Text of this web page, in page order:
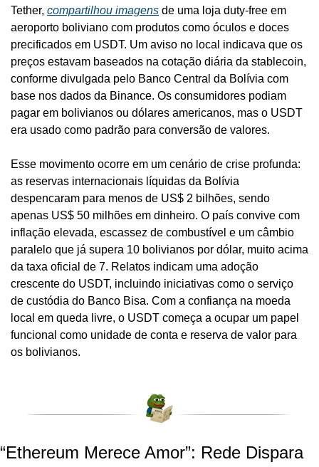
Tether, compartilhou imagens de uma loja duty-free em
aeroporto boliviano com produtos como óculos e doces
precificados em USDT. Um aviso no local indicava que os
preços estavam baseados na cotação diária da stablecoin,
conforme divulgada pelo Banco Central da Bolívia com
base nos dados da Binance. Os consumidores podiam
pagar em bolivianos ou dólares americanos, mas o USDT
era usado como padrão para conversão de valores.
Esse movimento ocorre em um cenário de crise profunda:
as reservas internacionais líquidas da Bolívia
despencaram para menos de US$ 2 bilhões, sendo
apenas US$ 50 milhões em dinheiro. O país convive com
inflação elevada, escassez de combustível e um câmbio
paralelo que já supera 10 bolivianos por dólar, muito acima
da taxa oficial de 7. Relatos indicam uma adoção
crescente do USDT, incluindo iniciativas como o serviço
de custódia do Banco Bisa. Com a confiança na moeda
local em queda livre, o USDT começa a ocupar um papel
funcional como unidade de conta e reserva de valor para
os bolivianos.
“Ethereum Merece Amor”: Rede Dispara